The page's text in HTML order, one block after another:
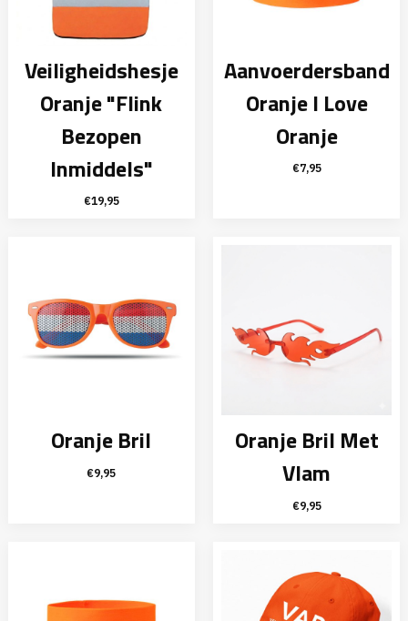
Veiligheidshesje
Oranje "Flink
Bezopen
Inmiddels"
€19,95
Aanvoerdersband
Oranje I Love
Oranje
€7,95
Oranje Bril
€9,95
Oranje Bril Met
Vlam
€9,95